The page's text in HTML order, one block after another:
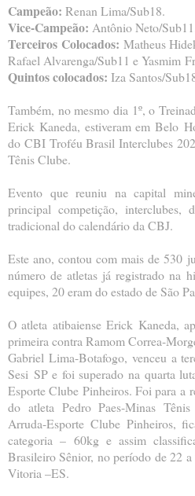
Campeão: Renan Lima/Sub18.
Vice-Campeão: Antônio Neto/
Terceiros Colocados: Matheus
Rafael Alvarenga/Sub11 e Yasmim
Quintos colocados: Iza Santos/
Também, no mesmo dia 1º, o
Erick Kaneda, estiveram em Belo
do CBI Troféu Brasil Interclubes
Tênis Clube.
Evento que reuniu na capital
principal competição,
tradicional do calendário da CBJ.
Este ano, contou com mais de 530
número de atletas já registrado na
equipes, 20 eram do estado de São
O atleta atibaiense Erick Kaneda,
primeira contra Ramom Correa-
Gabriel Lima-Botafogo, venceu a
Sesi SP e foi superado na quarta
Esporte Clube Pinheiros. Foi para a
do atleta Pedro Paes-Minas
Arruda-EsporteClube Pinheiros,
categoria – 60kg e assim
Brasileiro Sênior, no período de 22
Vitoria –ES.